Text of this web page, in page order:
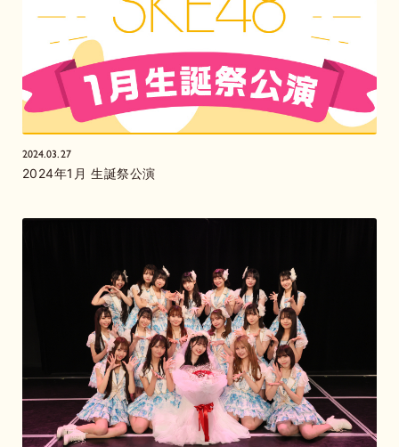
2024.03.27
2024年1月 生誕祭公演